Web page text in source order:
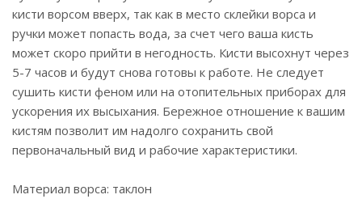
кисти ворсом вверх, так как в место склейки ворса и
ручки может попасть вода, за счет чего ваша кисть
может скоро прийти в негодность. Кисти высохнут через
5-7 часов и будут снова готовы к работе. Не следует
сушить кисти феном или на отопительных приборах для
ускорения их высыхания. Бережное отношение к вашим
кистям позволит им надолго сохранить свой
первоначальный вид и рабочие характеристики.
Материал ворса: таклон